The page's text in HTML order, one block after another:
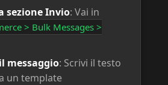
sezione Invio: Vai in
> Bulk Messages >
messaggio: Scrivi il testo
un template